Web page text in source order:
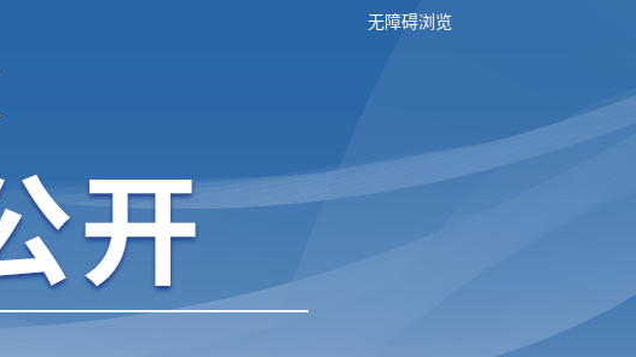
无障碍浏览